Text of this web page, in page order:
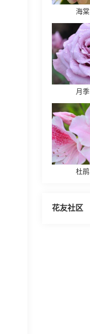
海棠
月季
杜鹃
花友社区